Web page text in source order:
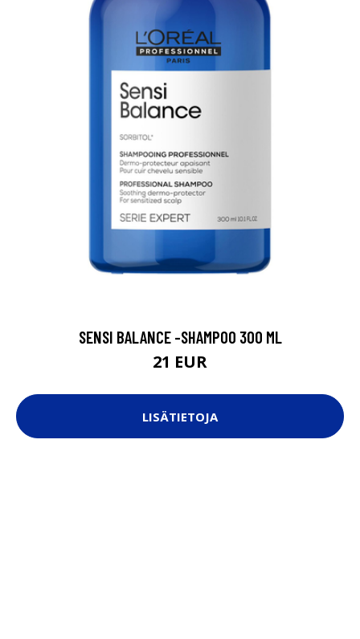
SENSI BALANCE -SHAMPOO 300 ML
21 EUR
LISÄTIETOJA